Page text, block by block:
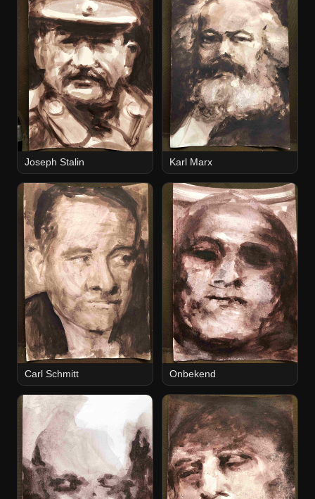
Joseph Stalin Karl Marx
Carl Schmitt Onbekend